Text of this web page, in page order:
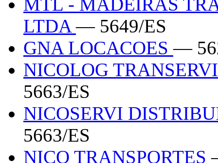
LTDA— 5649/ES
GNA LOCACOES—
NICOLOG
5663/ES
NICOSERVI
5663/ES
NICO TRANSPORTES